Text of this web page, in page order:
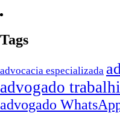
Tags
advocacia especializada
advogado
advogado